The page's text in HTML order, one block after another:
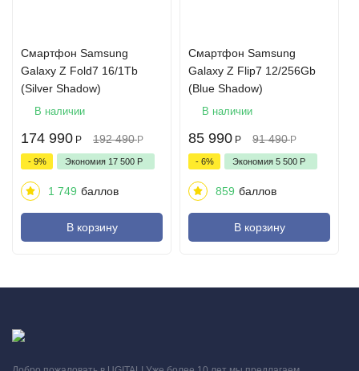
Смартфон Samsung
Galaxy Z Fold7 16/1Tb
(Silver Shadow)
В наличии
174 990 Р 192 490 Р
- 9% Экономия 17 500 Р
1 749 баллов
В корзину
Смартфон Samsung
Galaxy Z Flip7 12/256Gb
(Blue Shadow)
В наличии
85 990 Р 91 490 Р
- 6% Экономия 5 500 Р
859 баллов
В корзину